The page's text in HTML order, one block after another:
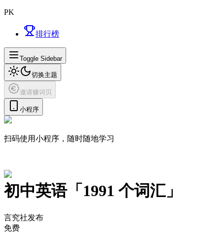
PK
排行榜
Toggle Sidebar
切换主题
邀请赚词贝
小程序
扫码使用小程序，随时随地学习
初中英语「 1991 个词汇」
言究社发布
免费